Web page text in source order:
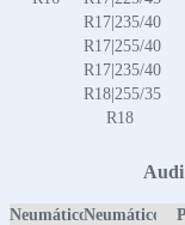
R17|235/40
R17|255/40
R17|235/40
R18|255/35
R18
NeumáticoNeumático